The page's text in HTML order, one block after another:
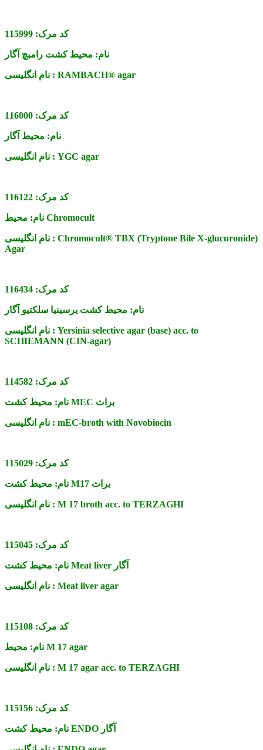
کد مرک: 115999
نام: محیط کشت رامبچ آگار
نام انگلیسی : RAMBACH® agar
کد مرک: 116000
نام: محیط آگار
نام انگلیسی : YGC agar
کد مرک: 116122
نام: محیط Chromocult
نام انگلیسی : Chromocult® TBX (Tryptone Bile X-glucuronide)
Agar
کد مرک: 116434
نام: محیط کشت یرسینیا سلکتیو آگار
نام انگلیسی : Yersinia selective agar (base) acc. to
SCHIEMANN (CIN-agar)
کد مرک: 114582
نام: محیط کشت MEC براث
نام انگلیسی : mEC-broth with Novobiocin
کد مرک: 115029
نام: محیط کشت M17 براث
نام انگلیسی : M 17 broth acc. to TERZAGHI
کد مرک: 115045
نام: محیط کشت Meat liver آگار
نام انگلیسی : Meat liver agar
کد مرک: 115108
نام: محیط M 17 agar
نام انگلیسی : M 17 agar acc. to TERZAGHI
کد مرک: 115156
نام: محیط کشت ENDO آگار